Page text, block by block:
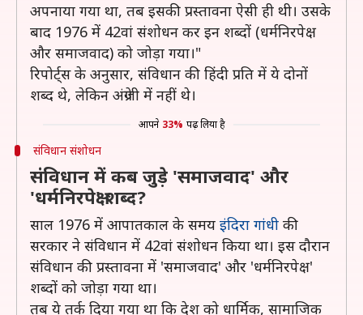
अपनाया गया था, तब इसकी प्रस्तावना ऐसी ही थी। उसके
बाद 1976 में 42वां संशोधन कर इन शब्दों (धर्मनिरपेक्ष
और समाजवाद) को जोड़ा गया।"
रिपोर्ट्स के अनुसार, संविधान की हिंदी प्रति में ये दोनों
शब्द थे, लेकिन अंग्रेजी में नहीं थे।
आपने 33% पढ़ लिया है
संविधान संशोधन
संविधान में कब जुड़े 'समाजवाद' और
'धर्मनिरपेक्ष' शब्द?
साल 1976 में आपातकाल के समय इंदिरा गांधी की
सरकार ने संविधान में 42वां संशोधन किया था। इस दौरान
संविधान की प्रस्तावना में 'समाजवाद' और 'धर्मनिरपेक्ष'
शब्दों को जोड़ा गया था।
तब ये तर्क दिया गया था कि देश को धार्मिक, सामाजिक